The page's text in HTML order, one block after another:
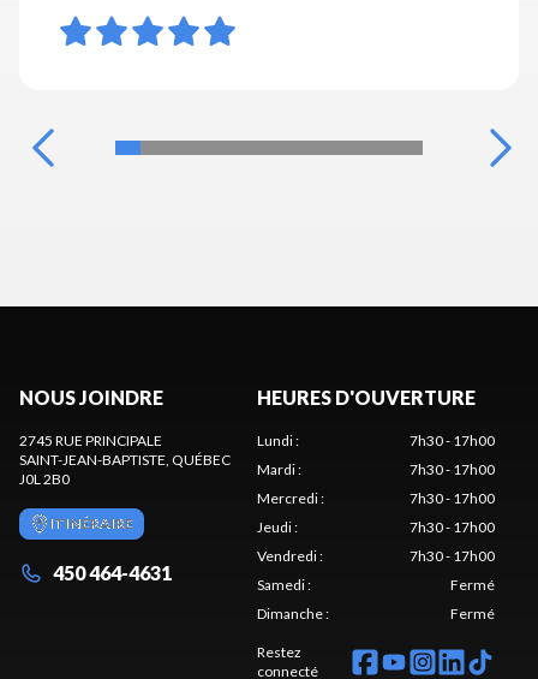
NOUS JOINDRE
2745 RUE PRINCIPALE
SAINT-JEAN-BAPTISTE , QUÉBEC
J0L 2B0
ITINÉRAIRE
450 464-4631
HEURES D'OUVERTURE
Lundi:
7h30 - 17h00
Mardi:
7h30 - 17h00
Mercredi:
7h30 - 17h00
Jeudi:
7h30 - 17h00
Vendredi:
7h30 - 17h00
Samedi:
Fermé
Dimanche: Fermé
Restez
connecté